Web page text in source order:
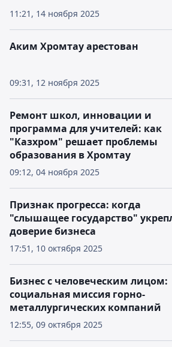
11:21, 14 ноября 2025
09:31, 12 ноября 2025
Аким Хромтау арестован
09:12, 04 ноября 2025
Ремонт школ, инновации и
программа для учителей: как
"Казхром" решает проблемы
образования в Хромтау
17:51, 10 октября 2025
Признак прогресса: когда
"слышащее государство"
доверие бизнеса
12:55, 09 октября 2025
Бизнес с человеческим лицом:
социальная миссия горно-
металлургических компаний